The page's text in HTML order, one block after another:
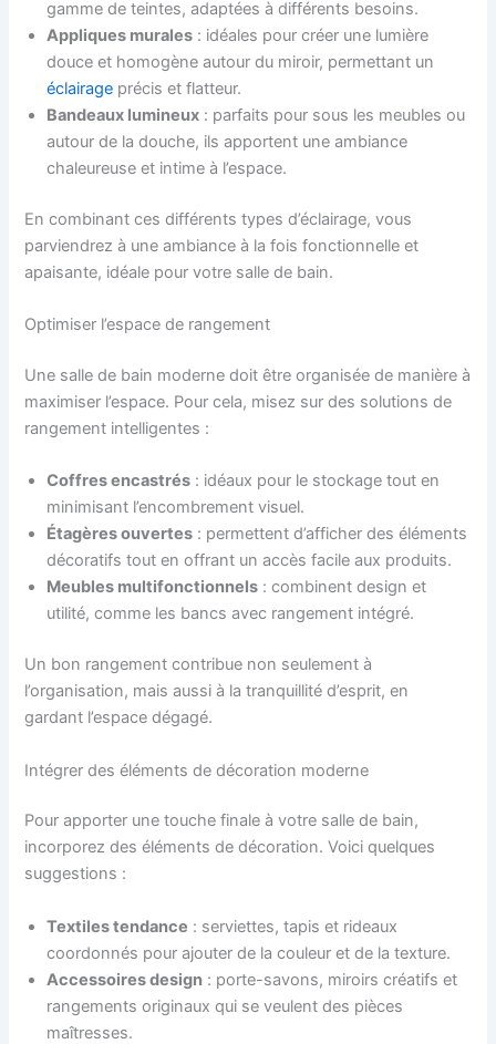
gamme de teintes, adaptées à différents besoins.
Appliques murales : idéales pour créer une lumière
douce et homogène autour du miroir, permettant un
éclairage précis et flatteur.
Bandeaux lumineux : parfaits pour sous les meubles ou
autour de la douche, ils apportent une ambiance
chaleureuse et intime à l’espace.
En combinant ces différents types d’éclairage, vous
parviendrez à une ambiance à la fois fonctionnelle et
apaisante, idéale pour votre salle de bain.
Optimiser l’espace de rangement
Une salle de bain moderne doit être organisée de manière à
maximiser l’espace. Pour cela, misez sur des solutions de
rangement intelligentes :
Coffres encastrés : idéaux pour le stockage tout en
minimisant l’encombrement visuel.
Étagères ouvertes : permettent d’afficher des éléments
décoratifs tout en offrant un accès facile aux produits.
Meubles multifonctionnels : combinent design et
utilité, comme les bancs avec rangement intégré.
Un bon rangement contribue non seulement à
l’organisation, mais aussi à la tranquillité d’esprit, en
gardant l’espace dégagé.
Intégrer des éléments de décoration moderne
Pour apporter une touche finale à votre salle de bain,
incorporez des éléments de décoration. Voici quelques
suggestions :
Textiles tendance : serviettes, tapis et rideaux
coordonnés pour ajouter de la couleur et de la texture.
Accessoires design : porte-savons, miroirs créatifs et
rangements originaux qui se veulent des pièces
maîtresses.